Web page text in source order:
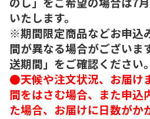
いたします。
※期間限定商品などお申込
間が異なる場合がございま
送期間」をご確認ください。
●天候や注文状況、お届け
間をはさむ場合、また申込
た場合、お届けに日数がか